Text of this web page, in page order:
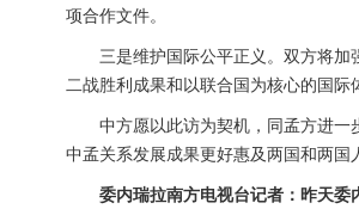
项合作文件。
三是维护国际公平正义。双方将
二战胜利成果和以联合国为核心的国际
中方愿以此访为契机，同孟方进
中孟关系发展成果更好惠及两国和两国
委内瑞拉南方电视台记者：昨天